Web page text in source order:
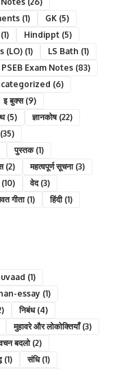
(1) GK (5)
(1) Hindippt (5)
(LO) (1) LS Bath (1)
PSEB Exam Notes (83)
(6)
इ बुक्स(9)
(5) ज्ञानकोष(22)
पुस्तक(1)
(2) महत्वपूर्ण सूचना(3)
(10) वेद(3)
गीता(1) हिंदी(1)
(1)
essay (1)
निबंध(4)
मुहावरे और लोकोक्तियाँ(3)
बदलो(2)
(1) संधि(1)